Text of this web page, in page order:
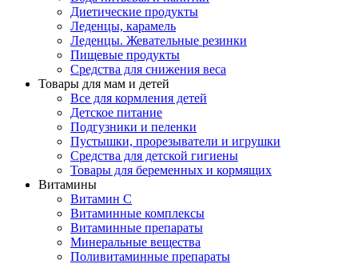
Диетические продукты
Леденцы, карамель
Леденцы. Жевательные резинки
Пищевые продукты
Средства для снижения веса
Товары для мам и детей
Все для кормления детей
Детское питание
Подгузники и пеленки
Пустышки, прорезыватели и игрушки
Средства для детской гигиены
Товары для беременных и кормящих
Витамины
Витамин С
Витаминные комплексы
Витаминные препараты
Минеральные вещества
Поливитаминные препараты